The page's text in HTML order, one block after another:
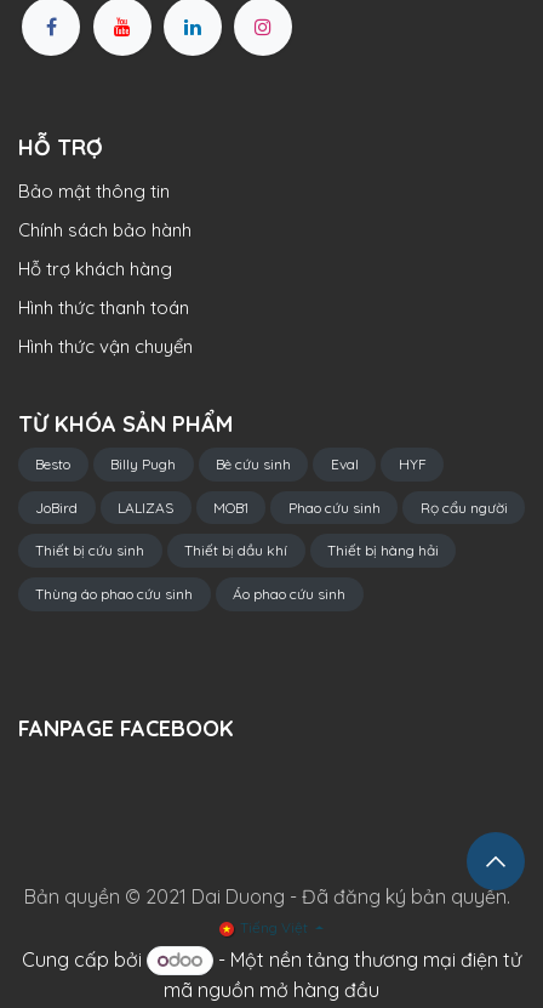
HỖ TRỢ
Bảo mật thông tin
Chính sách bảo hành
Hỗ trợ khách hàng
Hình thức thanh toán
Hình thức vận chuyển
TỪ KHÓA SẢN PHẨM
Besto Billy Pugh Bè cứu sinh Eval HYF
JoBird LALIZAS MOB1 Phao cứu sinh Rọ cẩu người
Thiết bị cứu sinh Thiết bị dầu khí Thiết bị hàng hải
Thùng áo phao cứu sinh Áo phao cứu sinh
FANPAGE FACEBOOK
Bản quyền © 2021 Dai Duong - Đã đăng ký bản quyền.
Tiếng Việt
Cung cấp bởi - Một nền tảng thương mại điện tử
mã nguồn mở hàng đầu